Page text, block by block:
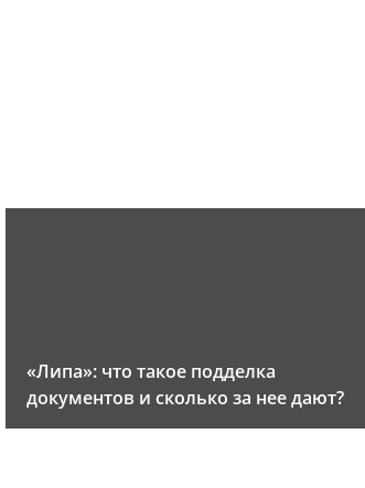
«Липа»: что такое подделка
документов и сколько за нее дают?